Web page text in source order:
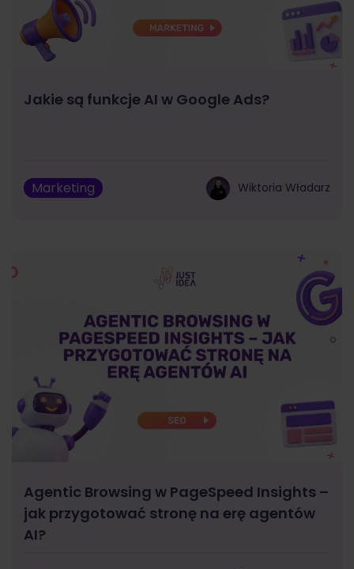
Jakie są funkcje AI w Google Ads?
Marketing Wiktoria Władarz
Agentic Browsing w PageSpeed Insights –
jak przygotować stronę na erę agentów
AI?